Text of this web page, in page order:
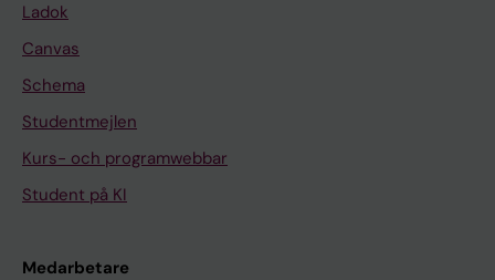
Ladok
Canvas
Schema
Studentmejlen
Kurs- och programwebbar
Student på KI
Medarbetare